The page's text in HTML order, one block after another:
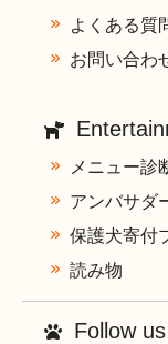
よくある質
お問い合わ
メニュー診
アンバサダ
保護犬寄付
読み物
Follow us